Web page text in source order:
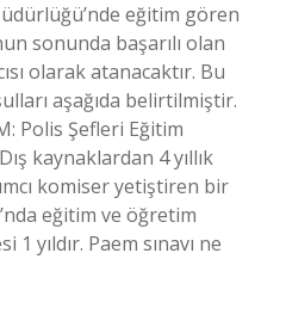
eğitim gören
sonunda başarılı olan
olarak atanacaktır. Bu
aşağıda belirtilmiştir.
Polis Şefleri Eğitim
kaynaklardan 4 yıllık
komiser yetiştiren bir
eğitim ve öğretim
yıldır. Paem sınavı ne